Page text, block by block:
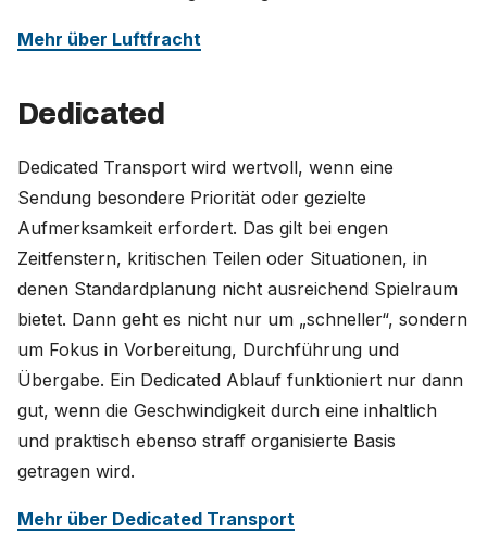
Mehr über Luftfracht
Dedicated
Dedicated Transport wird wertvoll, wenn eine
Sendung besondere Priorität oder gezielte
Aufmerksamkeit erfordert. Das gilt bei engen
Zeitfenstern, kritischen Teilen oder Situationen, in
denen Standardplanung nicht ausreichend Spielraum
bietet. Dann geht es nicht nur um „schneller“, sondern
um Fokus in Vorbereitung, Durchführung und
Übergabe. Ein Dedicated Ablauf funktioniert nur dann
gut, wenn die Geschwindigkeit durch eine inhaltlich
und praktisch ebenso straff organisierte Basis
getragen wird.
Mehr über Dedicated Transport